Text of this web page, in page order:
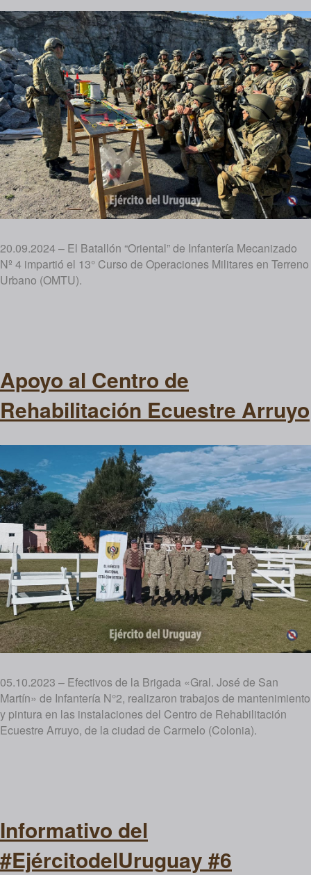
20.09.2024 – El Batallón “Oriental” de Infantería Mecanizado
Nº 4 impartió el 13° Curso de Operaciones Militares en Terreno
Urbano (OMTU).
Apoyo al Centro de
Rehabilitación Ecuestre Arruyo
05.10.2023 – Efectivos de la Brigada «Gral. José de San
Martín» de Infantería N°2, realizaron trabajos de mantenimiento
y pintura en las instalaciones del Centro de Rehabilitación
Ecuestre Arruyo, de la ciudad de Carmelo (Colonia).
Informativo del
#EjércitodelUruguay #6